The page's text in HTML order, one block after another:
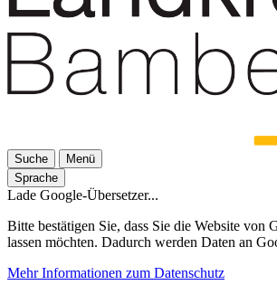
Suche
Menü
Sprache
Lade Google-Übersetzer...
Bitte bestätigen Sie, dass Sie die Website von
lassen möchten. Dadurch werden Daten an
Mehr Informationen zum Datenschutz